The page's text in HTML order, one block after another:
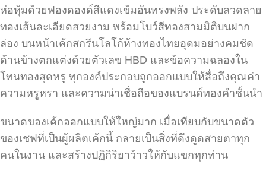
ห่อหุ้มด้วยฟองดองด์สีแดงเข้มอันทรงพลัง ประดับลวดลาย
ทองเส้นละเอียดสวยงาม พร้อมโบว์สีทองสามมิติบนฝาก
ล่อง บนหน้าเค้กสกรีนโลโก้ห้างทองไทยอุดมอย่างคมชัด
ด้านข้างตกแต่งด้วยตัวเลข HBD และข้อความฉลองใน
โทนทองสุดหรู ทุกองค์ประกอบถูกออกแบบให้สื่อถึงคุณค่า
ความหรูหรา และความน่าเชื่อถือของแบรนด์ทองคำชั้นนำ
ขนาดของเค้กออกแบบให้ใหญ่มาก เมื่อเทียบกับขนาดตัว
ของเชฟที่เป็นผู้ผลิตเค้กนี้ กลายเป็นสิ่งที่ดึงดูดสายตาทุก
คนในงาน และสร้างปฏิกิริยาว้าวให้กับแขกทุกท่าน